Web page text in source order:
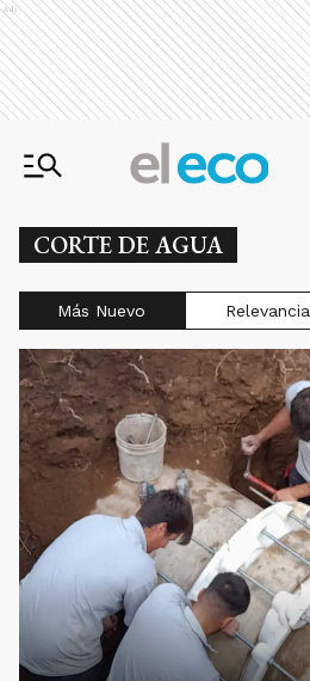
Ads
CORTE DE AGUA
Más Nuevo Relevancia